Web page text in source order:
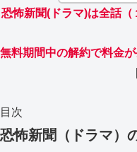
恐怖新聞(ドラマ)は全話
無料期間中の解約で料金
目次
恐怖新聞（ドラマ）